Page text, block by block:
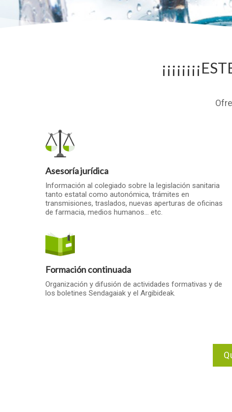
Asesoría jurídica
Información al colegiado sobre la legislación sanitaria
tanto estatal como autonómica, trámites en
transmisiones, traslados, nuevas aperturas de oficinas
de farmacia, medios humanos… etc.
Formación continuada
Organización y difusión de actividades formativas y de
los boletines Sendagaiak y el Argibideak.